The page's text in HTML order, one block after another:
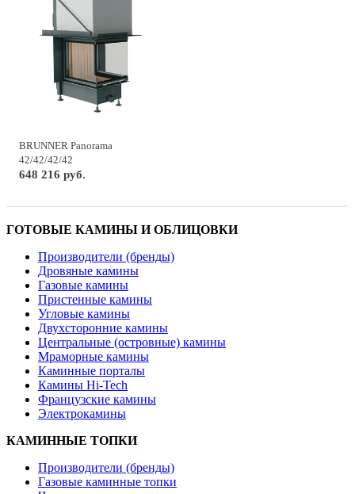
BRUNNER Panorama
42/42/42/42
648 216 руб.
ГОТОВЫЕ КАМИНЫ И ОБЛИЦОВКИ
Производители (бренды)
Дровяные камины
Газовые камины
Пристенные камины
Угловые камины
Двухсторонние камины
Центральные (островные) камины
Мраморные камины
Каминные порталы
Камины Hi-Tech
Французские камины
Электрокамины
КАМИННЫЕ ТОПКИ
Производители (бренды)
Газовые каминные топки